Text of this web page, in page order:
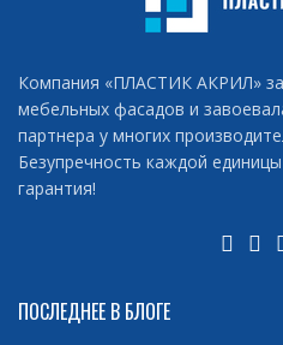
Компания «ПЛАСТИК АКРИЛ»
мебельных фасадов и
партнера у многих
Безупречность каждой
гарантия!
ПОСЛЕДНЕЕ В БЛОГЕ